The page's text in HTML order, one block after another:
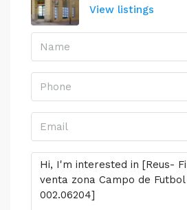
View listings